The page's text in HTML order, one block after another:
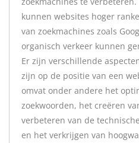
kunnen websites hoger
van zoekmachines zoals
organisch verkeer kunnen
Er zijn verschillende
zijn op de positie van een
omvat onder andere het
zoekwoorden, het creëren
verbeteren van de
en het verkrijgen van